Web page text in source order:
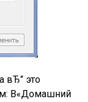
вЂ” это
В«Домашний